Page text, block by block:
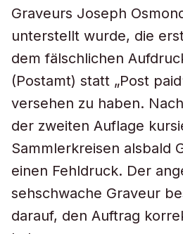
Graveurs Joseph
unterstellt wurde, die
dem fälschlichen
(Postamt) statt „Post
versehen zu haben.
der zweiten Auflage
Sammlerkreisen alsbald
einen Fehldruck. Der
sehschwache Graveur
darauf, den Auftrag